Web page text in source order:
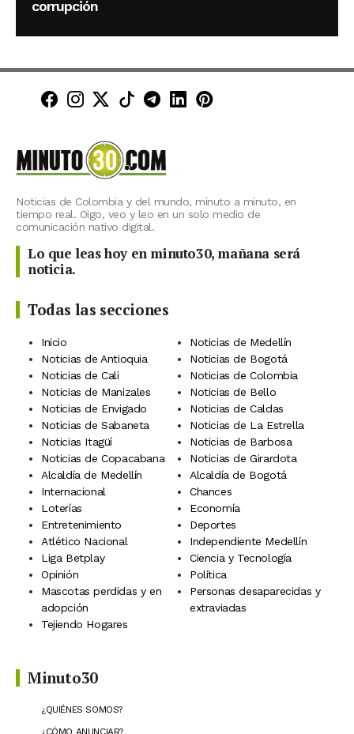
corrupción
Minuto30 en Facebook
Minuto30 en Instagram
Minuto30 en X (Twitter)
Minuto30 en TikTok
Canal de Minuto30 en
Minuto30 en LinkedIn
Minuto30 en
Noticias de Colombia y del mundo, minuto a minuto, en
tiempo real. Oigo, veo y leo en un solo medio de
comunicación nativo digital.
Lo que leas hoy en minuto30, mañana será
noticia.
Todas las secciones
Inicio
Noticias de Medellín
Noticias de Antioquia
Noticias de Bogotá
Noticias de Cali
Noticias de Colombia
Noticias de Manizales
Noticias de Bello
Noticias de Envigado
Noticias de Caldas
Noticias de Sabaneta
Noticias de La Estrella
Noticias Itagüí
Noticias de Barbosa
Noticias de Copacabana
Noticias de Girardota
Alcaldía de Medellín
Alcaldía de Bogotá
Internacional
Chances
Loterías
Economía
Entretenimiento
Deportes
Atlético Nacional
Independiente Medellín
Liga Betplay
Ciencia y Tecnología
Opinión
Política
Mascotas perdidas y en
adopción
Personas desaparecidas y
extraviadas
Tejiendo Hogares
Minuto30
¿QUIÉNES SOMOS?
¿CÓMO ANUNCIAR?